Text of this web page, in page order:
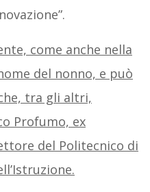
come anche nella
del nonno, e può
tra gli altri,
Profumo, ex
del Politecnico di